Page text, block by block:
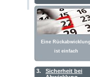
Eine Rückabwicklung
ist einfach
3.
Sicherheit bei